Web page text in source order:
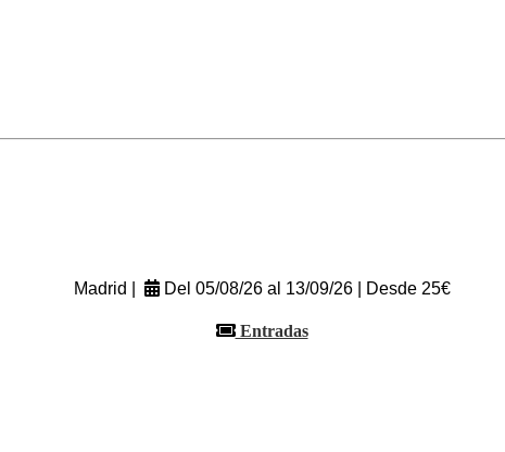
Madrid |
Del 05/08/26 al 13/09/26 | Desde 25€
Entradas